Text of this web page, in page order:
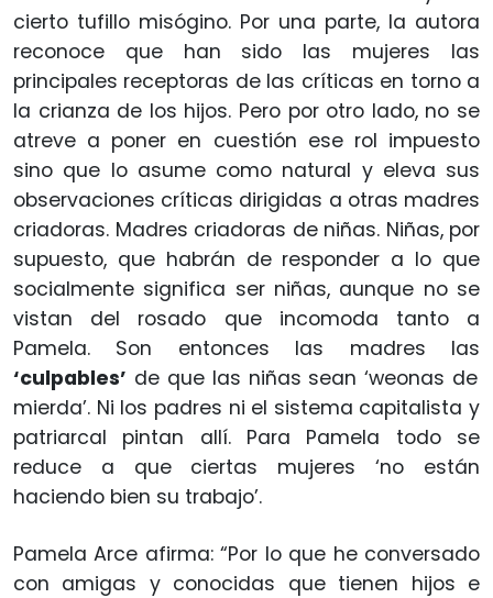
cierto tufillo misógino. Por una parte, la autora
reconoce que han sido las mujeres las
principales receptoras de las críticas en torno a
la crianza de los hijos. Pero por otro lado, no se
atreve a poner en cuestión ese rol impuesto
sino que lo asume como natural y eleva sus
observaciones críticas dirigidas a otras madres
criadoras. Madres criadoras de niñas. Niñas, por
supuesto, que habrán de responder a lo que
socialmente significa ser niñas, aunque no se
vistan del rosado que incomoda tanto a
Pamela. Son entonces las madres las
‘culpables’ de que las niñas sean ‘weonas de
mierda’. Ni los padres ni el sistema capitalista y
patriarcal pintan allí. Para Pamela todo se
reduce a que ciertas mujeres ‘no están
haciendo bien su trabajo’.
Pamela Arce afirma: “Por lo que he conversado
con amigas y conocidas que tienen hijos e